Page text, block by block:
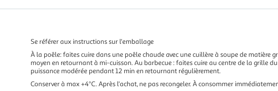
Se référer aux instructions sur l'emballage
À la poêle: faites cuire dans une poêle chaude avec une cuillère à soupe de matière
moyen en retournant à mi-cuisson. Au barbecue : faites cuire au centre de la grille
puissance modérée pendant 12 min en retournant régulièrement.
Conserver à max +4°C. Après l'achat, ne pas recongeler. À consommer